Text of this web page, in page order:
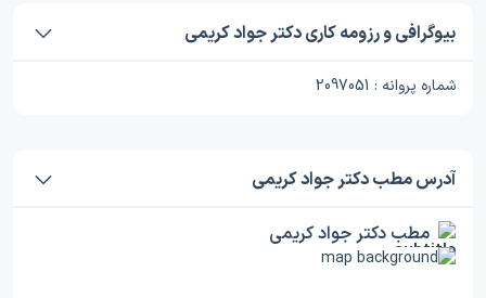
بیوگرافی و رزومه کاری دکتر جواد کریمی
شماره پروانه : 2097051
آدرس مطب دکتر جواد کریمی
مطب دکتر جواد کریمی